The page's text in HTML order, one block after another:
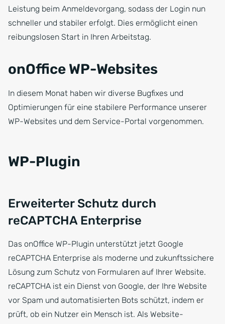
Leistung beim Anmeldevorgang, sodass der Login nun
schneller und stabiler erfolgt. Dies ermöglicht einen
reibungslosen Start in Ihren Arbeitstag.
onOffice WP-Websites
In diesem Monat haben wir diverse Bugfixes und
Optimierungen für eine stabilere Performance unserer
WP-Websites und dem Service-Portal vorgenommen.
WP-Plugin
Erweiterter Schutz durch
reCAPTCHA Enterprise
Das onOffice WP-Plugin unterstützt jetzt Google
reCAPTCHA Enterprise als moderne und zukunftssichere
Lösung zum Schutz von Formularen auf Ihrer Website.
reCAPTCHA ist ein Dienst von Google, der Ihre Website
vor Spam und automatisierten Bots schützt, indem er
prüft, ob ein Nutzer ein Mensch ist. Als Website-